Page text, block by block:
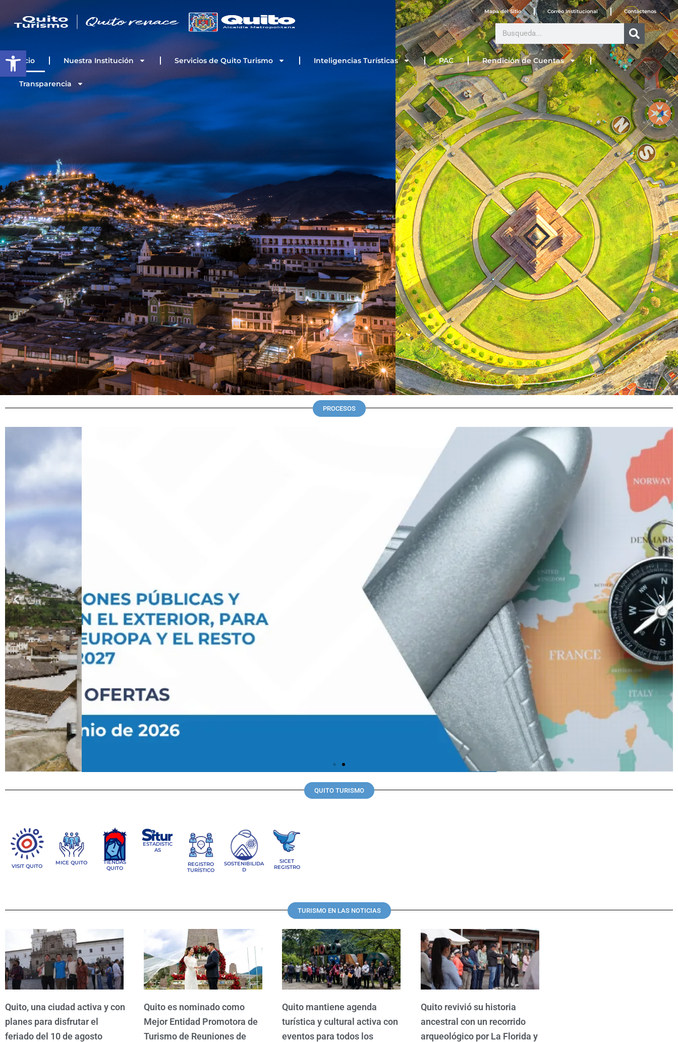
Open toolbar
Mapa del Sitio Correo Institucional Contáctenos
Search
Inicio Nuestra Institución Servicios de Quito Turismo Inteligencias Turísticas PAC Rendición de Cuentas
Transparencia
PROCESOS
QUITO TURISMO
VISIT QUITO
MICE QUITO
TIENDAS
QUITO
ESTADISTIC
AS
REGISTRO
TURÍSTICO
SOSTENIBILIDA
D
SICET
REGISTRO
TURISMO EN LAS NOTICIAS
Quito, una ciudad activa y con
planes para disfrutar el
feriado del 10 de agosto
Quito es nominado como
Mejor Entidad Promotora de
Turismo de Reuniones de
Quito mantiene agenda
turística y cultural activa con
eventos para todos los
Quito revivió su historia
ancestral con un recorrido
arqueológico por La Florida y
e
a
e
P
a
g
e
P
a
g
e